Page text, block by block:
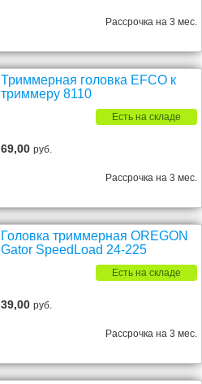
Рассрочка на 3 мес.
Триммерная головка EFCO к
триммеру 8110
Есть на складе
69,00руб.
Рассрочка на 3 мес.
Головка триммерная OREGON
Gator SpeedLoad 24-225
Есть на складе
39,00руб.
Рассрочка на 3 мес.